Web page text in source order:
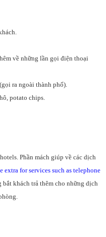
về những lần gọi điện thoại
ra ngoài thành phố).
potato chips.
Phần mách giúp về các dịch
extra for services such as telephone
bắt khách trả thêm cho những dịch